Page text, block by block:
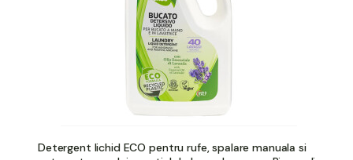
Detergent lichid ECO pentru rufe, spalare manuala si